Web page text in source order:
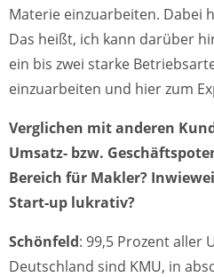
Materie einzuarbeiten. Dabei
Das heißt, ich kann darüber
ein bis zwei starke
einzuarbeiten und hier zum
Verglichen mit anderen
Umsatz- bzw.
Bereich für Makler?
Start-up lukrativ?
Schönfeld: 99,5 Prozent aller
Deutschland sind KMU, in